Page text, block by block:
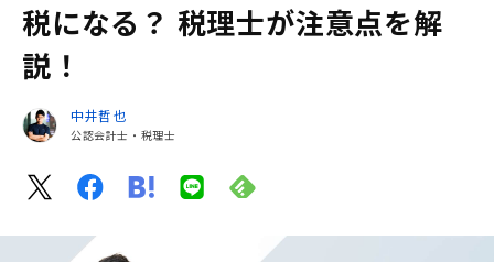
税になる？ 税理士が注意点を解
説！
中井哲也
公認会計士・税理士